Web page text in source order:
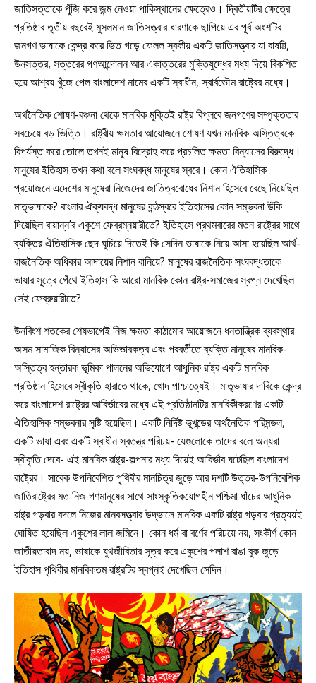
জাতিসত্তাকে পুঁজি করে জন্ম নেওয়া পাকিস্থানের ক্ষেত্রেও। দ্বিতীয়টির ক্ষেত্রে
প্রতিষ্ঠার তৃতীয় বছরেই মুসলমান জাতিসত্ত্বার ধারণাকে ছাপিয়ে এর পূর্ব অংশটির
জনগণ ভাষাকে কেন্দ্র করে ভিত গড়ে ফেলল স্বকীয় একটি জাতিসত্ত্বার যা বাষট্টি,
উনসত্তর, সত্তরের গণআন্দোলন আর একাত্তরের মুক্তিযুদ্ধের মধ্য দিয়ে বিকশিত
হয়ে আশ্রয় খুঁজে পেল বাংলাদেশ নামের একটি স্বাধীন, স্বার্বভৌম রাষ্ট্রের মধ্যে।
অর্থনৈতিক শোষণ-বঞ্চনা থেকে মানবিক মুক্তিই রাষ্ট্র বিপ্লবে জনগণের সম্পৃক্ততার
সবচেয়ে বড় ভিত্তি। রাষ্ট্রীয় ক্ষমতার আয়োজনে শোষণ যখন মানবিক অস্তিত্বকে
বিপর্যস্ত করে তোলে তখনই মানুষ বিদ্রোহ করে প্রচলিত ক্ষমতা বিন্যাসের বিরুদ্ধে।
মানুষের ইতিহাস তখন কথা বলে সংঘবদ্ধ মানুষের স্বরে। কোন ঐতিহাসিক
প্রয়োজনে এদেশের মানুষেরা নিজেদের জাতিত্ববোধের নিশান হিসেবে বেছে নিয়েছিল
মাতৃভাষাকে? বাংলার ঐক্যবদ্ধ মানুষের কন্ঠস্বরে ইতিহাসের কোন সম্ভবনা উঁকি
দিয়েছিল বায়ান্ন’র একুশে ফেব্রম্নয়ারীতে? ইতিহাসে প্রথমবারের মতন রাষ্ট্রের সাথে
ব্যক্তির ঐতিহাসিক ছেদ ঘুচিয়ে দিতেই কি সেদিন ভাষাকে নিয়ে আসা হয়েছিল আর্থ-
রাজনৈতিক অধিকার আদায়ের নিশান বানিয়ে? মানুষের রাজনৈতিক সংঘবদ্ধতাকে
ভাষার সূত্রে গেঁথে ইতিহাস কি আরো মানবিক কোন রাষ্ট্র-সমাজের স্বপ্ন দেখেছিল
সেই ফেব্রুয়ারীতে?
উনবিংশ শতকের শেষভাগেই নিজ ক্ষমতা কাঠামোর আয়োজনে ধনতান্ত্রিক ব্যবস্থার
অসম সামাজিক বিন্যাসের অভিভাবকত্ব এবং পরবর্তীতে ব্যক্তি মানুষের মানবিক-
অস্তিত্ব হন্তারক ভূমিকা পালনের অভিযোগে আধুনিক রাষ্ট্র একটি মানবিক
প্রতিষ্ঠান হিসেবে স্বীকৃতি হারাতে থাকে, খোদ পাশ্চাত্যেই। মাতৃভাষার দাবিকে কেন্দ্র
করে বাংলাদেশ রাষ্ট্রের আবির্ভাবের মধ্যে এই প্রতিষ্ঠানটির মানবিকীকরণের একটি
ঐতিহাসিক সম্ভবনার সৃষ্টি হয়েছিল। একটি নির্দিষ্ট ভূখন্ডের অর্থনৈতিক পরিমন্ডল,
একটি ভাষা এবং একটি স্বাধীন স্বতন্ত্র পরিচয়- যেগুলোকে তাদের বলে অন্যরা
স্বীকৃতি দেবে- এই মানবিক রাষ্ট্র-কল্পনার মধ্য দিয়েই আবির্ভাব ঘটেছিল বাংলাদেশ
রাষ্ট্রের। সাবেক উপনিবেশিত পৃথিবীর মানচিত্র জুড়ে আর দশটি উত্তর-উপনিবেশিক
জাতিরাষ্ট্রের মত নিজ গণমানুষের সাথে সাংস্কৃতিকযোগহীন পশ্চিমা ধাঁচের আধুনিক
রাষ্ট্র গড়বার বদলে নিজের মানবসত্ত্বার উদ্ভাসে মানবিক একটি রাষ্ট্র গড়বার প্রত্যয়ই
ঘোষিত হয়েছিল একুশের লাল জমিনে। কোন ধর্ম বা বর্ণের পরিচয়ে নয়, সংকীর্ণ কোন
জাতীয়তাবাদ নয়, ভাষাকে যুথজীবিতার সূত্র করে একুশের পলাশ রাঙা বুক জুড়ে
ইতিহাস পৃথিবীর মানবিকতম রাষ্ট্রটির স্বপ্নই দেখেছিল সেদিন।